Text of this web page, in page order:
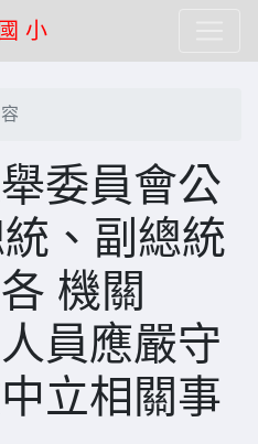
小
委員會公
、副總統
機關
員應嚴守
立相關事